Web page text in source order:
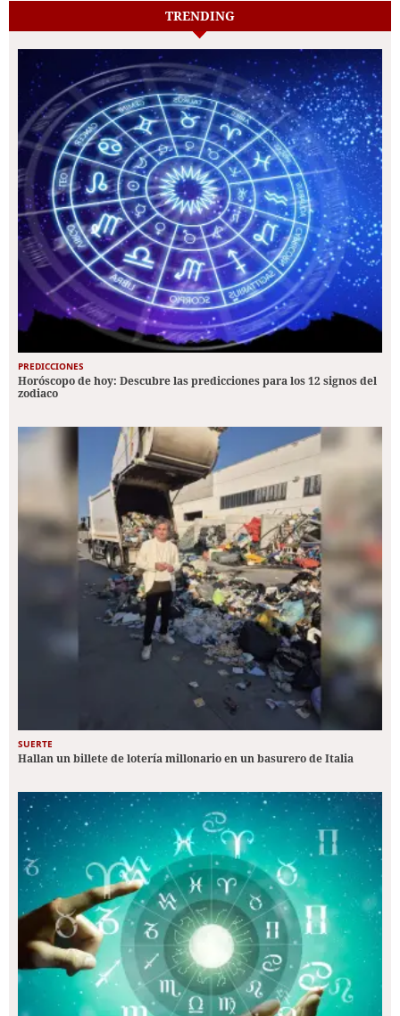
TRENDING
PREDICCIONES
Horóscopo de hoy: Descubre las predicciones para los 12 signos del
zodiaco
SUERTE
Hallan un billete de lotería millonario en un basurero de Italia